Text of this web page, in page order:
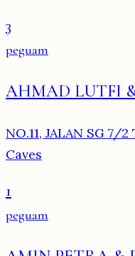
3
peguam
AHMAD LUTFI
NO.11, JALAN SG 7/
Caves
1
peguam